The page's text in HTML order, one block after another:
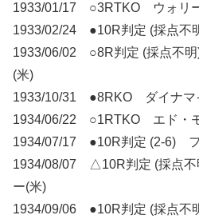
1933/01/17 ○3RTKO ウォリ
1933/02/24 ●10R判定 (採点不
1933/06/02 ○8R判定 (採点不
(米)
1933/10/31 ●8RKO ダイナマ
1934/06/22 ○1RTKO エド・
1934/07/17 ●10R判定 (2-6) フ
1934/08/07 △10R判定 (採点
ー(米)
1934/09/06 ●10R判定 (採点不